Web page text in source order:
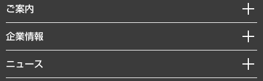
デジタルイノベーション
共生・ダイバーシティ
GRC（ガバナンス・リスク・コンプライアンス）・防災（政策）
経済調査
レポート
コラム
ご案内
セミナー・イベント情報
MUFGビジネスセミナー
受託案件情報
企業情報
私たちの想い
社長メッセージ
ニュース